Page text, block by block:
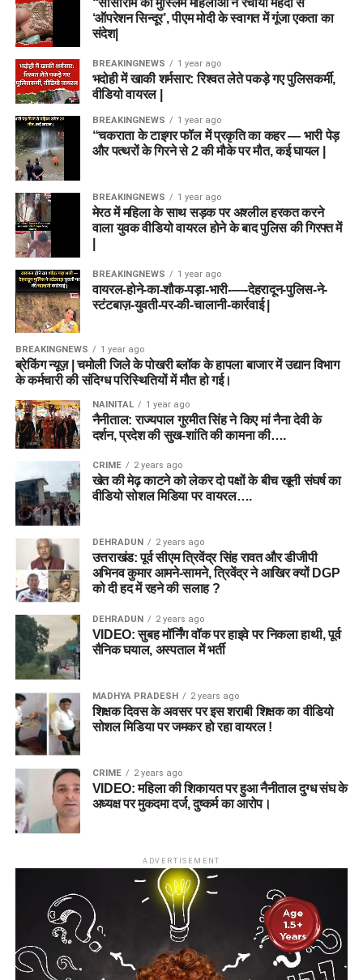
“सासाराम की मुस्लिम महिलाओं ने रचाया मेहंदी से
‘ऑपरेशन सिन्दूर’, पीएम मोदी के स्वागत में गूंजा एकता का
संदेश|
BREAKINGNEWS 1 year ago
भदोही में खाकी शर्मसार: रिश्वत लेते पकड़े गए पुलिसकर्मी,
वीडियो वायरल |
BREAKINGNEWS 1 year ago
“चकराता के टाइगर फॉल में प्रकृति का कहर — भारी पेड़
और पत्थरों के गिरने से 2 की मौके पर मौत, कई घायल |
BREAKINGNEWS 1 year ago
मेरठ में महिला के साथ सड़क पर अश्लील हरकत करने
वाला युवक वीडियो वायरल होने के बाद पुलिस की गिरफ्त में
BREAKINGNEWS 1 year ago
वायरल-होने-का-शौक-पड़ा-भारी-—-देहरादून-पुलिस-ने-
स्टंटबाज़-युवती-पर-की-चालानी-कार्रवाई |
BREAKINGNEWS 1 year ago
ब्रेकिंग न्यूज़ | चमोली जिले के पोखरी ब्लॉक के हापला बाजार में उद्यान विभाग
के कर्मचारी की संदिग्ध परिस्थितियों में मौत हो गई।
NAINITAL 1 year ago
नैनीताल: राज्यपाल गुरमीत सिंह ने किए मां नैना देवी के
दर्शन, प्रदेश की सुख-शांति की कामना की….
CRIME 2 years ago
खेत की मेढ़ काटने को लेकर दो पक्षों के बीच खूनी संघर्ष का
वीडियो सोशल मिडिया पर वायरल….
DEHRADUN 2 years ago
उत्तराखंड: पूर्व सीएम त्रिवेंद्र सिंह रावत और डीजीपी
अभिनव कुमार आमने-सामने, त्रिवेंद्र ने आखिर क्यों DGP
को दी हद में रहने की सलाह ?
DEHRADUN 2 years ago
VIDEO: सुबह मॉर्निंग वॉक पर हाइवे पर निकला हाथी, पूर्व
सैनिक घयाल, अस्पताल में भर्ती
MADHYA PRADESH 2 years ago
शिक्षक दिवस के अवसर पर इस शराबी शिक्षक का वीडियो
सोशल मिडिया पर जमकर हो रहा वायरल !
CRIME 2 years ago
VIDEO: महिला की शिकायत पर हुआ नैनीताल दुग्ध संघ के
अध्यक्ष पर मुकदमा दर्ज, दुष्कर्म का आरोप।
ADVERTISEMENT